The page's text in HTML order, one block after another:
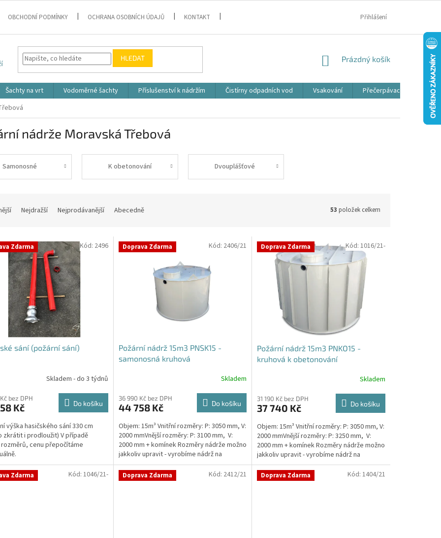
OBCHODNÍ PODMÍNKY OCHRANA OSOBNÍCH ÚDAJŮ KONTAKT Přihlášení
HLEDAT
NÁKUPNÍ
Prázdný košík
Šachty na vrt Vodoměrné šachty Příslušenství k nádržím Čistírny odpadních vod Vsakování Přečerpávací jímky
nádrže Moravská Třebová
Samonosné K obetonování Dvouplášťové
Nejdražší Nejprodávanější Abecedně 53 položek celkem
Zdarma
sání (požární sání)
Skladem - do 3 týdnů
bez DPH
Kč Do košíku
výška hasičského sání 330 cm
zkrátit i prodloužit) V případě
rozměrů, cenu přepočítáme
Kód: 2496 Doprava Zdarma
Požární nádrž 15m3 PNSK15 -
samonosná kruhová
Skladem
36 990 Kč bez DPH
44 758 Kč Do košíku
Objem: 15m³ Vnitřní rozměry: P: 3050 mm, V:
2000 mmVnější rozměry: P: 3100 mm, V:
2000 mm + komínek Rozměry nádrže možno
jakkoliv upravit - vyrobíme nádrž na
míru!Nádrž...
Kód: 2406/21 Doprava Zdarma
Požární nádrž 15m3 PNKO15 -
kruhová k obetonování
Skladem
31 190 Kč bez DPH
37 740 Kč Do košíku
Objem: 15m³ Vnitřní rozměry: P: 3050 mm, V:
2000 mmVnější rozměry: P: 3250 mm, V:
2000 mm + komínek Rozměry nádrže možno
jakkoliv upravit - vyrobíme nádrž na
míru!Nádrž...
Kód: 1016/21-
Zdarma Kód: 1046/21- Doprava Zdarma Kód: 2412/21 Doprava Zdarma Kód: 1404/21